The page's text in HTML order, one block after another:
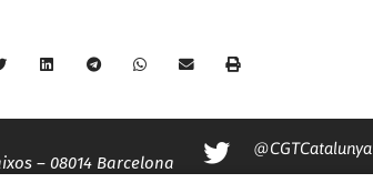
– 08014 Barcelona
@CGTCatalunya